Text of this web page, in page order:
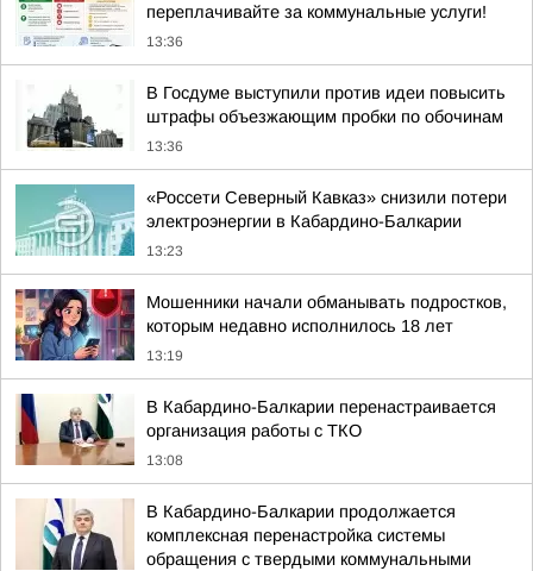
переплачивайте за коммунальные услуги!
13:36
В Госдуме выступили против идеи повысить
штрафы объезжающим пробки по обочинам
13:36
«Россети Северный Кавказ» снизили потери
электроэнергии в Кабардино-Балкарии
13:23
Мошенники начали обманывать подростков,
которым недавно исполнилось 18 лет
13:19
В Кабардино-Балкарии перенастраивается
организация работы с ТКО
13:08
В Кабардино-Балкарии продолжается
комплексная перенастройка системы
обращения с твердыми коммунальными